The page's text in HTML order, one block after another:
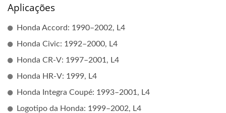
Aplicações
Honda Accord: 1990–2002, L4
Honda Civic: 1992–2000, L4
Honda CR-V: 1997–2001, L4
Honda HR-V: 1999, L4
Honda Integra Coupé: 1993–2001, L4
Logotipo da Honda: 1999–2002, L4